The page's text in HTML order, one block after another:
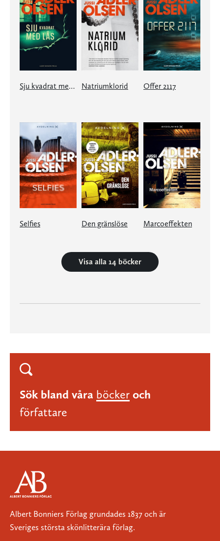
Sju kvadrat med lås Natriumklorid Offer 2117
Selfies Den gränslöse Marcoeffekten
Visa alla 14 böcker
Sök bland våra böcker och
författare
Albert Bonniers Förlag grundades 1837 och är
Sveriges största skönlitterära förlag.